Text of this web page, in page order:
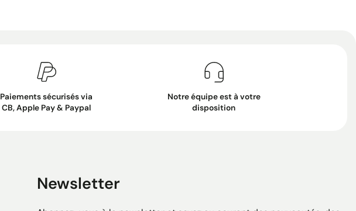
Paiements sécurisés via
CB, Apple Pay & Paypal
Notre équipe est à votre
disposition
Newsletter